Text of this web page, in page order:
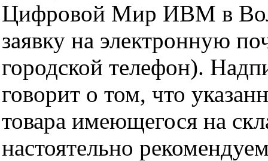
Цифровой Мир ИВМ в
заявку на электронную
городской телефон).
говорит о том, что
товара имеющегося на
настоятельно